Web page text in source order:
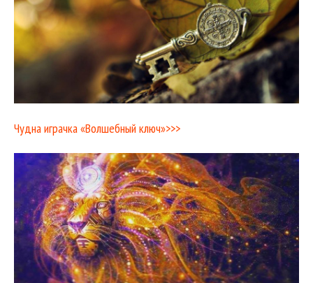
Чудна играчка «Волшебный ключ»>>>